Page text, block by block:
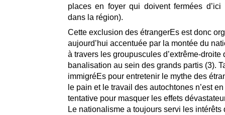
places en foyer qui doivent fermées d’ici
dans la région).
Cette exclusion des étrangerEs est donc
aujourd’hui accentuée par la montée du
à travers les groupuscules d’extrême-droite
banalisation au sein des grands partis (3).
immigréEs pour entretenir le mythe des
le pain et le travail des autochtones n’est
tentative pour masquer les effets
Le nationalisme a toujours servi les intérêts